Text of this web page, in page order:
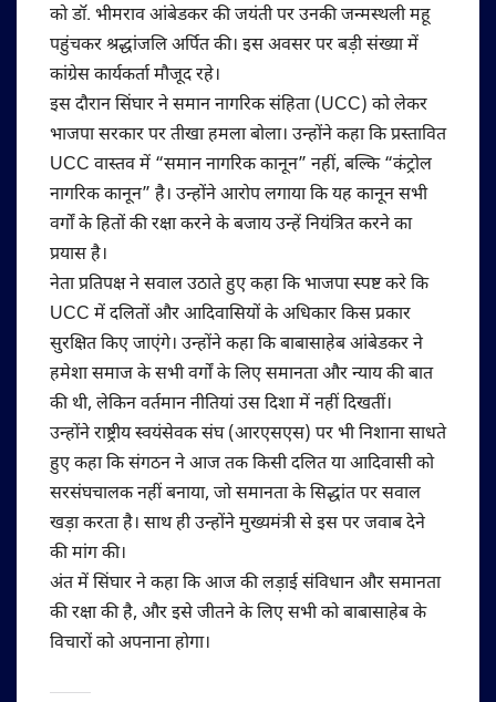
को डॉ. भीमराव आंबेडकर की जयंती पर उनकी जन्मस्थली महू
पहुंचकर श्रद्धांजलि अर्पित की। इस अवसर पर बड़ी संख्या में
कांग्रेस कार्यकर्ता मौजूद रहे।
इस दौरान सिंघार ने समान नागरिक संहिता (UCC) को लेकर
भाजपा सरकार पर तीखा हमला बोला। उन्होंने कहा कि प्रस्तावित
UCC वास्तव में “समान नागरिक कानून” नहीं, बल्कि “कंट्रोल
नागरिक कानून” है। उन्होंने आरोप लगाया कि यह कानून सभी
वर्गों के हितों की रक्षा करने के बजाय उन्हें नियंत्रित करने का
प्रयास है।
नेता प्रतिपक्ष ने सवाल उठाते हुए कहा कि भाजपा स्पष्ट करे कि
UCC में दलितों और आदिवासियों के अधिकार किस प्रकार
सुरक्षित किए जाएंगे। उन्होंने कहा कि बाबासाहेब आंबेडकर ने
हमेशा समाज के सभी वर्गों के लिए समानता और न्याय की बात
की थी, लेकिन वर्तमान नीतियां उस दिशा में नहीं दिखतीं।
उन्होंने राष्ट्रीय स्वयंसेवक संघ (आरएसएस) पर भी निशाना साधते
हुए कहा कि संगठन ने आज तक किसी दलित या आदिवासी को
सरसंघचालक नहीं बनाया, जो समानता के सिद्धांत पर सवाल
खड़ा करता है। साथ ही उन्होंने मुख्यमंत्री से इस पर जवाब देने
की मांग की।
अंत में सिंघार ने कहा कि आज की लड़ाई संविधान और समानता
की रक्षा की है, और इसे जीतने के लिए सभी को बाबासाहेब के
विचारों को अपनाना होगा।